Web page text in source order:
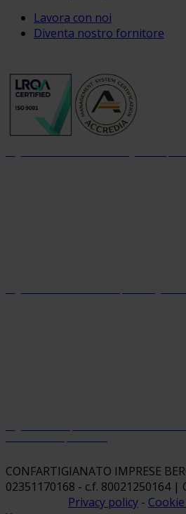
Lavora con noi
Diventa nostro fornitore
CONFARTIGIANATO IMPRESE
02351170168 - c.f. 80021250164
Privacy policy -